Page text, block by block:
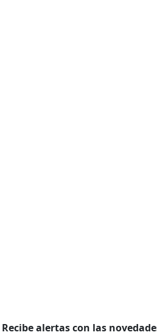
Recibe alertas con las